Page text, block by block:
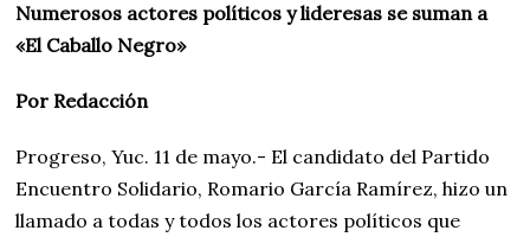
Numerosos actores políticos y lideresas se suman a
«El Caballo Negro»
Por Redacción
Progreso, Yuc. 11 de mayo.- El candidato del Partido
Encuentro Solidario, Romario García Ramírez, hizo un
llamado a todas y todos los actores políticos que